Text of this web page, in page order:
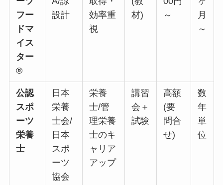
フー
ドマ
イス
ター
®
設計
効率重
視
材)
～
月
～
公認
スポ
ーツ
栄養
士
日本
栄養
士会/
日本
スポ
ーツ
協会
栄養
士/管
理栄養
士のキ
ャリア
アップ
講習
会＋
試験
高額
(要
問合
せ)
数
年
単
位